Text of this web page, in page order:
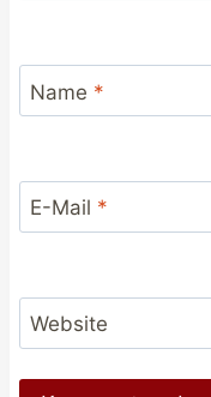
Name *
E-Mail *
Website